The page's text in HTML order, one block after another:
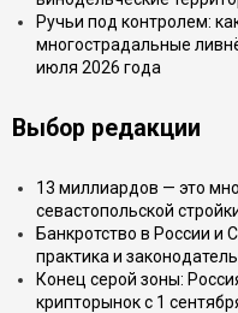
Ручьи под контролем:
многострадальные
июля 2026 года
Выбор редакции
13 миллиардов — это
севастопольской
Банкротство в России и
практика и
Конец серой зоны:
крипторынок с 1